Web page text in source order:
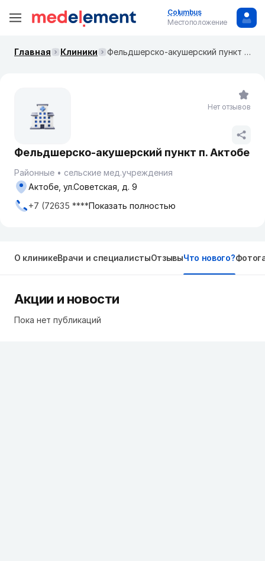
Columbus
Местоположение
Главная Клиники Фельдшерско-акушерский пункт п. Актобе
Фельдшерско-акушерский пункт п. Актобе
Районные
сельские мед.учреждения
Актобе, ул.Советская, д. 9
+7 (72635 ****Показать полностью
Нет отзывов
О клиникеВрачи и специалистыОтзывыЧто нового?
Акции и новости
Пока нет публикаций